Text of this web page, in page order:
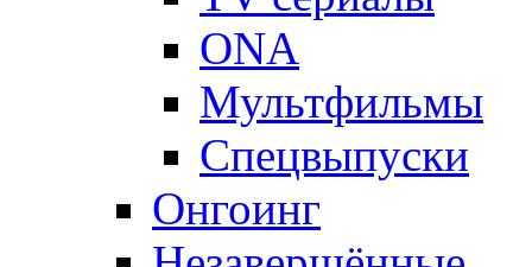
ONA
Мультфильмы
Спецвыпуски
Онгоинг